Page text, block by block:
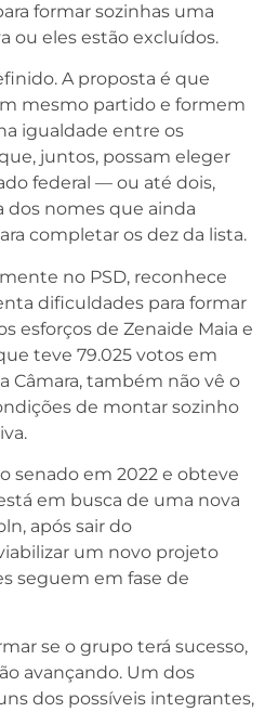
formar sozinhas uma
ou eles estão excluídos.
A proposta é que
mesmo partido e formem
igualdade entre os
juntos, possam eleger
federal — ou até dois,
nomes que ainda
completar os dez da lista.
no PSD, reconhece
dificuldades para formar
esforços de Zenaide Maia e
teve 79.025 votos em
Câmara, também não vê o
de montar sozinho
senado em 2022 e obteve
em busca de uma nova
após sair do
um novo projeto
seguem em fase de
se o grupo terá sucesso,
avançando. Um dos
dos possíveis integrantes,